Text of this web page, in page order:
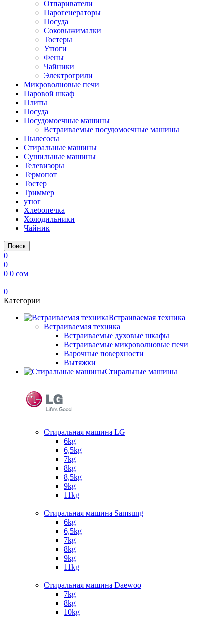
Отпариватели
Парогенераторы
Посуда
Соковыжималки
Тостеры
Утюги
Фены
Чайники
Электрогрили
Микроволновые печи
Паровой шкаф
Плиты
Посуда
Посудомоечные машины
Встраиваемые посудомоечные машины
Пылесосы
Стиральные машины
Сушильные машины
Телевизоры
Термопот
Тостер
Триммер
утюг
Хлебопечка
Холодильники
Чайник
Поиск
0
0
0 0 сом
0
Категории
Встраиваемая техника
Встраиваемая техника
Встраиваемые духовые шкафы​
Встраиваемые микроволновые печи​
Варочные поверхности​
Вытяжки
Стиральные машины
Стиральная машина LG
6kg
6,5kg
7kg
8kg
8,5kg
9kg
11kg
Стиральная машина Samsung
6kg
6,5kg
7kg
8kg
9kg
11kg
Стиральная машина Daewoo
7kg
8kg
10kg